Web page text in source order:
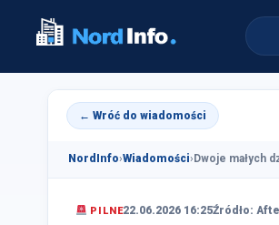
← Wróć do wiadomości
NordInfo›Wiadomości› Dwoje małych
PILNE22.06.2026 16:25Źródło: